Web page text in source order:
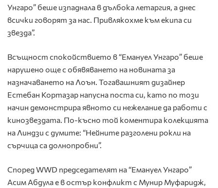
Унгаро” беше изпаднала в дълбока летаргия, а днес
всички говорят за нас. Привлякохме към екипа си
звезда”.
Всъщност спокойствието в “Емануел Унгаро” беше
нарушено още с обявяването на новината за
назначаването на Лоън. Тогавашният дизайнер
Естебан Кортазар напусна поста си, като по този
начин демонстрира явното си нежелание да работи с
кинозвездата. По-късно той коментира колекцията
на Линдзи с думите: “Нейните разголени рокли на
сърчица са долнопробни”.
Според WWD председателят на “Емануел Унгаро”
Асим Абдула е в остър конфликт с Мунир Муфаридж,